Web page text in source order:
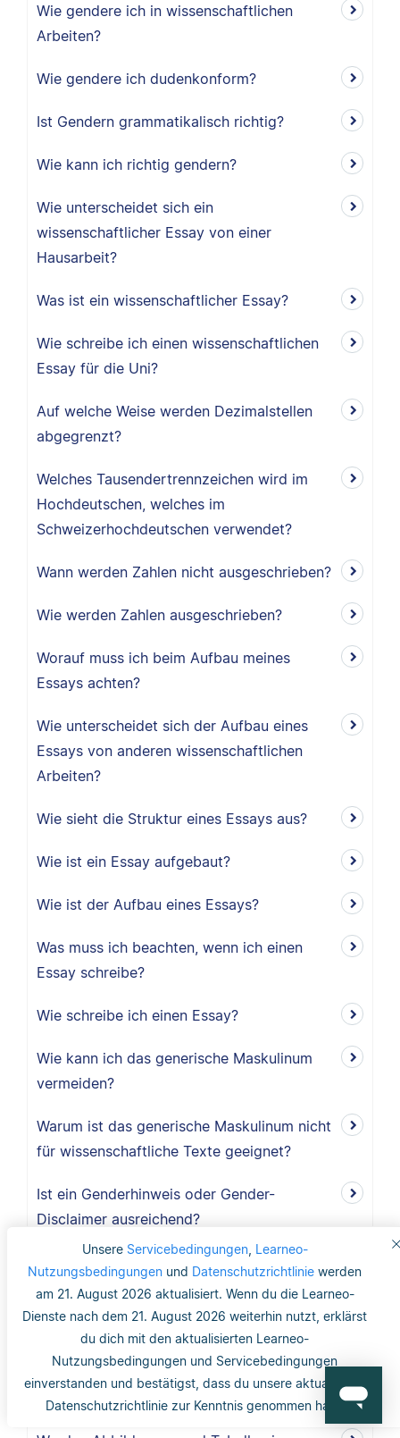
Unsere Servicebedingungen, Learneo-
Nutzungsbedingungen und Datenschutzrichtlinie werden
am 21. August 2026 aktualisiert. Wenn du die Learneo-
Dienste nach dem 21. August 2026 weiterhin nutzt, erklärst
du dich mit den aktualisierten Learneo-
Nutzungsbedingungen und Servicebedingungen
einverstanden und bestätigst, dass du unsere aktualisierte
Datenschutzrichtlinie zur Kenntnis genommen hast.
Wie gendere ich in wissenschaftlichen
Arbeiten?
Wie gendere ich dudenkonform?
Ist Gendern grammatikalisch richtig?
Wie kann ich richtig gendern?
Wie unterscheidet sich ein
wissenschaftlicher Essay von einer
Hausarbeit?
Was ist ein wissenschaftlicher Essay?
Wie schreibe ich einen wissenschaftlichen
Essay für die Uni?
Auf welche Weise werden Dezimalstellen
abgegrenzt?
Welches Tausendertrennzeichen wird im
Hochdeutschen, welches im
Schweizerhochdeutschen verwendet?
Wann werden Zahlen nicht ausgeschrieben?
Wie werden Zahlen ausgeschrieben?
Worauf muss ich beim Aufbau meines
Essays achten?
Wie unterscheidet sich der Aufbau eines
Essays von anderen wissenschaftlichen
Arbeiten?
Wie sieht die Struktur eines Essays aus?
Wie ist ein Essay aufgebaut?
Wie ist der Aufbau eines Essays?
Was muss ich beachten, wenn ich einen
Essay schreibe?
Wie schreibe ich einen Essay?
Wie kann ich das generische Maskulinum
vermeiden?
Warum ist das generische Maskulinum nicht
für wissenschaftliche Texte geeignet?
Ist ein Genderhinweis oder Gender-
Disclaimer ausreichend?
Was ist das generische Maskulinum?
Wo finde ich Copyright-Informationen zu
Abbildungen und Tabellen?
Benötige ich ein Abbildungs- und
Tabellenverzeichnis?